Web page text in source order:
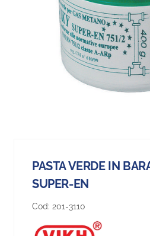
PASTA VERDE IN
SUPER-EN
Cod: 201-3110